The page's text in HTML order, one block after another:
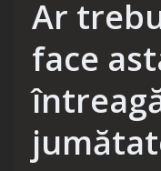
Ar
face